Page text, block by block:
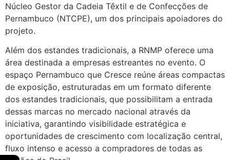
Núcleo Gestor da Cadeia Têxtil e de Confecções de
Pernambuco (NTCPE), um dos principais apoiadores do
projeto.
Além dos estandes tradicionais, a RNMP oferece uma
área destinada a empresas estreantes no evento. O
espaço Pernambuco que Cresce reúne áreas compactas
de exposição, estruturadas em um formato diferente
dos estandes tradicionais, que possibilitam a entrada
dessas marcas no mercado nacional através da
iniciativa, garantindo visibilidade estratégica e
oportunidades de crescimento com localização central,
fluxo intenso e acesso a compradores de todas as